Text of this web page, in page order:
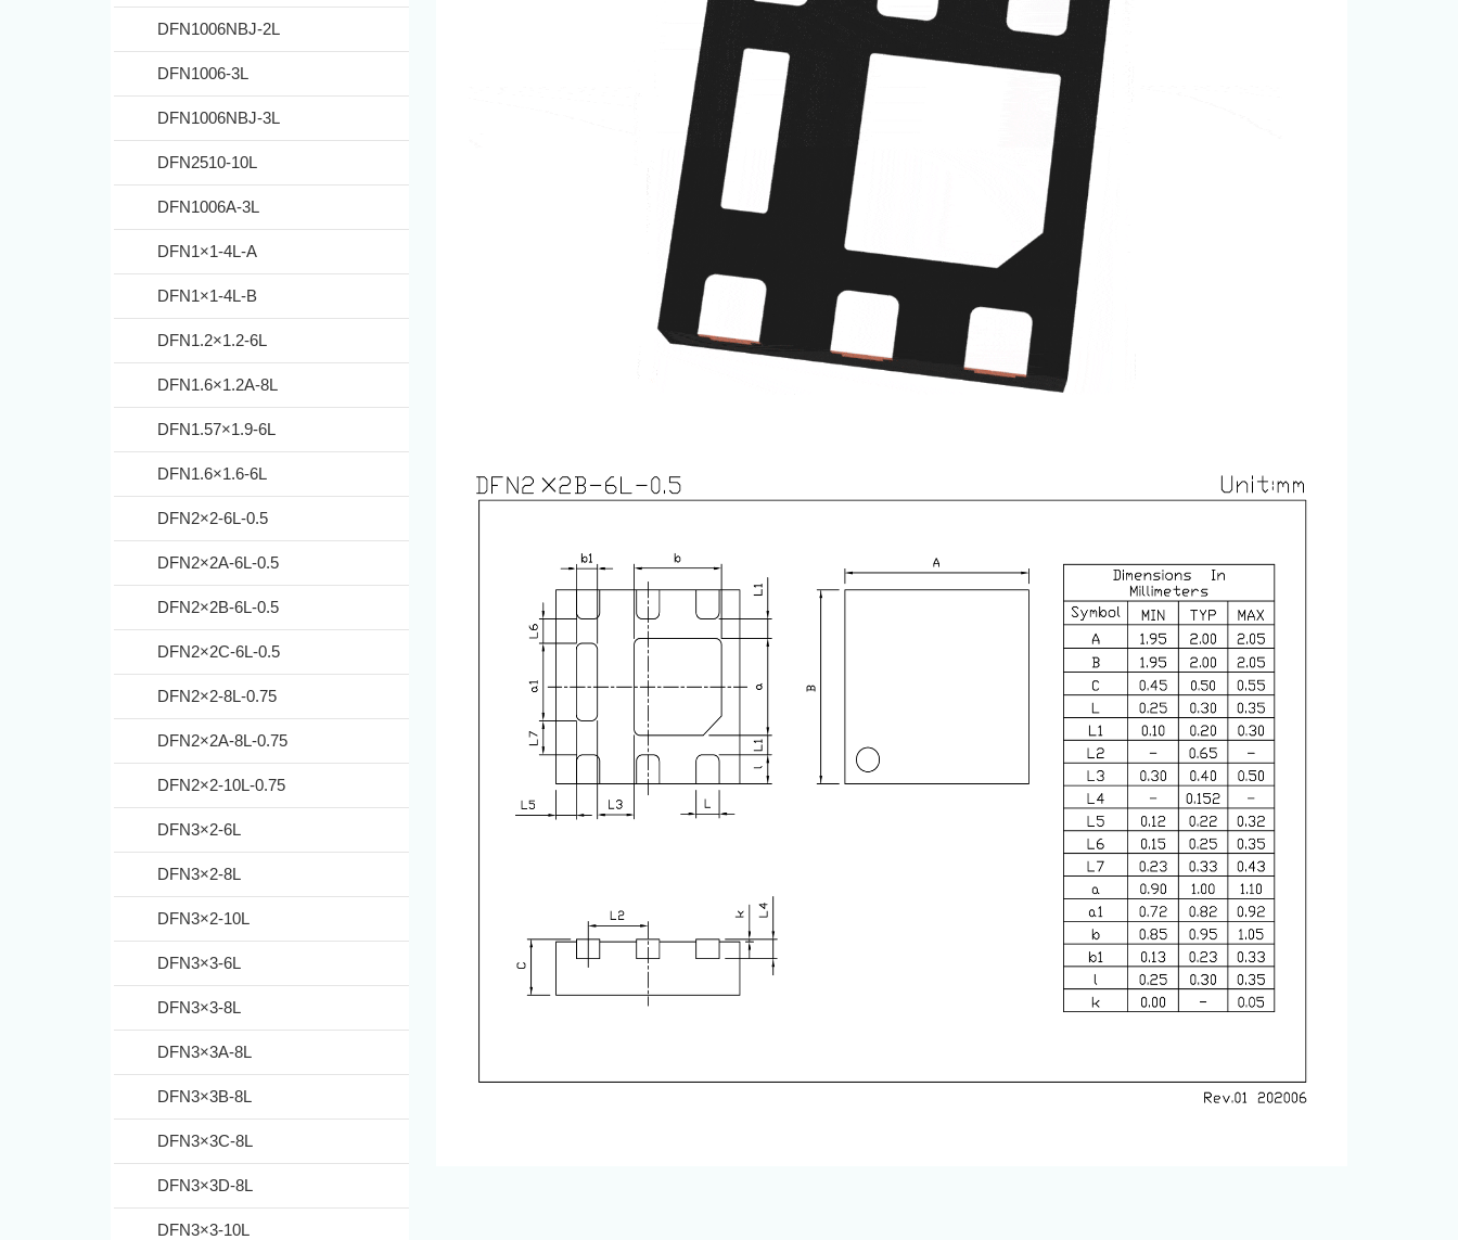
DFN1006NBJ-2L
DFN1006-3L
DFN1006NBJ-3L
DFN2510-10L
DFN1006A-3L
DFN1×1-4L-A
DFN1×1-4L-B
DFN1.2×1.2-6L
DFN1.6×1.2A-8L
DFN1.57×1.9-6L
DFN1.6×1.6-6L
DFN2×2-6L-0.5
DFN2×2A-6L-0.5
DFN2×2B-6L-0.5
DFN2×2C-6L-0.5
DFN2×2-8L-0.75
DFN2×2A-8L-0.75
DFN2×2-10L-0.75
DFN3×2-6L
DFN3×2-8L
DFN3×2-10L
DFN3×3-6L
DFN3×3-8L
DFN3×3A-8L
DFN3×3B-8L
DFN3×3C-8L
DFN3×3D-8L
DFN3×3-10L